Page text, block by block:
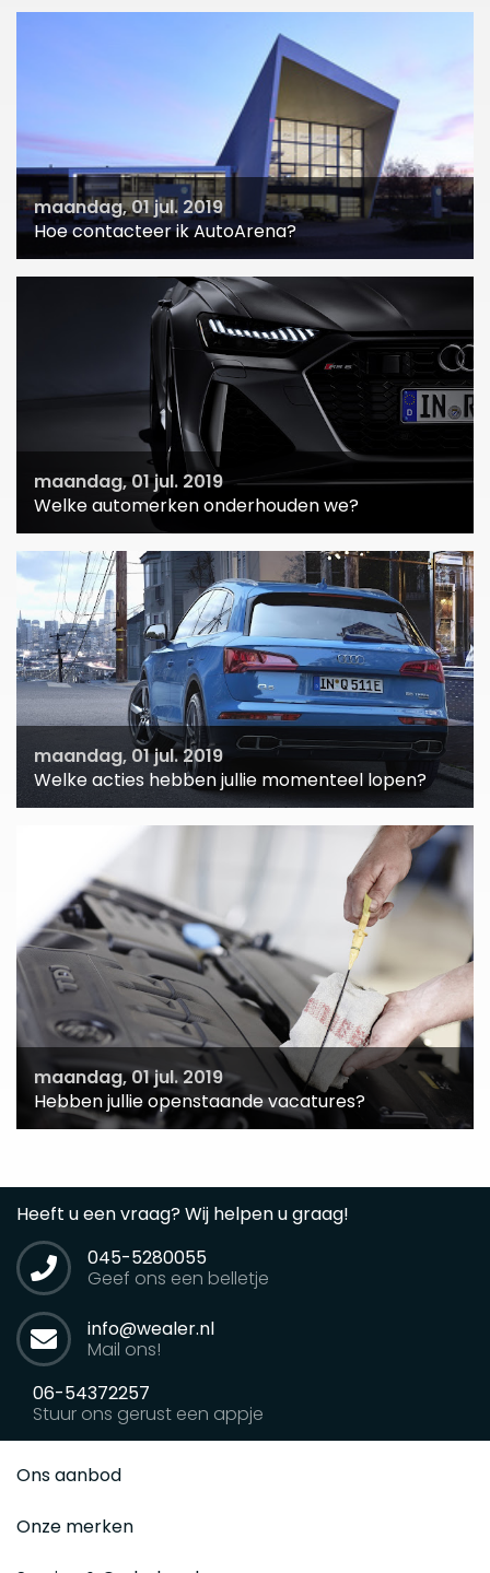
maandag, 01 jul. 2019
Hoe contacteer ik AutoArena?
maandag, 01 jul. 2019
Welke automerken onderhouden we?
maandag, 01 jul. 2019
Welke acties hebben jullie momenteel lopen?
maandag, 01 jul. 2019
Hebben jullie openstaande vacatures?
Heeft u een vraag? Wij helpen u graag!
045-5280055
Geef ons een belletje
info@wealer.nl
Mail ons!
06-54372257
Stuur ons gerust een appje
Ons aanbod
Onze merken